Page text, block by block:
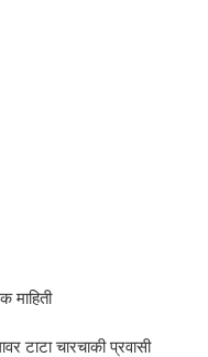
माहिती
टाटा चारचाकी प्रवासी